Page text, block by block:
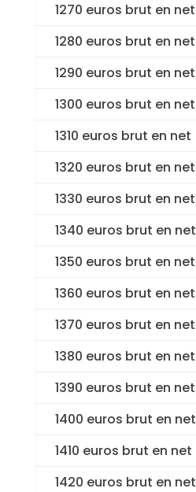
1270 euros brut en net
1280 euros brut en net
1290 euros brut en net
1300 euros brut en net
1310 euros brut en net
1320 euros brut en net
1330 euros brut en net
1340 euros brut en net
1350 euros brut en net
1360 euros brut en net
1370 euros brut en net
1380 euros brut en net
1390 euros brut en net
1400 euros brut en net
1410 euros brut en net
1420 euros brut en net